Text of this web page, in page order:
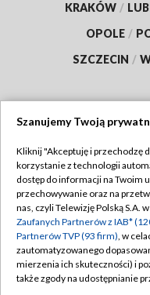
KRAKÓW /
OPOLE /
SZCZECIN /
Abonament TVP
Emisja w TVP
Centrum informacji
Naziemna Telewizja
Szanujemy Twoją
Kliknij "Akceptuję i przechodzę
korzystanie z technologii
dostęp do informacji na Twoim
przechowywanie oraz na
nas, czyli Telewizję Polską S.A.
Zaufanych Partnerów z IAB*
Partnerów TVP (93 firm), w
zautomatyzowanego
mierzenia ich skuteczności) i
także zgody na udostępnianie